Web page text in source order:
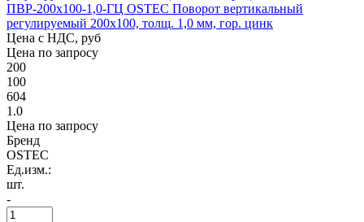
ПВР-200х100-1,0-ГЦ OSTEC Поворот вертикальный
регулируемый 200х100, толщ. 1,0 мм, гор. цинк
Цена с НДС, руб
Цена по запросу
200
100
604
1.0
Цена по запросу
Бренд
OSTEC
Ед.изм.:
шт.
-